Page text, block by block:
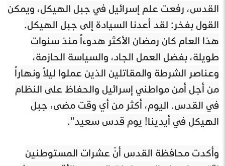
القدس، رفعت علم إسرائيل في جبل الهيكل، ويمكن
القول بفخر: لقد أعدنا السيادة إلى جبل الهيكل.
هذا العام كان رمضان الأكثر هدوءاً منذ سنوات
طويلة، بفضل العمل الجاد، والسياسة الحازمة،
وعناصر الشرطة والمقاتلين الذين عملوا ليلاً ونهاراً
من أجل أمن مواطني إسرائيل والحفاظ على النظام
في القدس. اليوم، أكثر من أي وقت مضى، جبل
الهيكل في أيدينا! يوم قدس سعيد".
وأكدت محافظة القدس أنّ عشرات المستوطنين